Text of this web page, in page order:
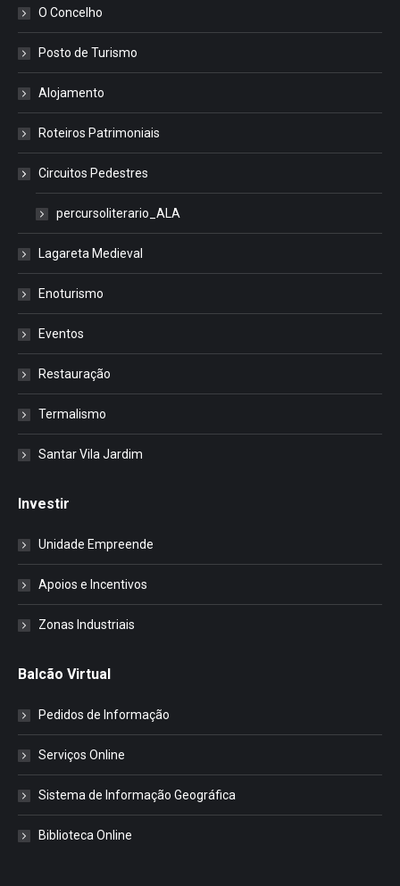
O Concelho
Posto de Turismo
Alojamento
Roteiros Patrimoniais
Circuitos Pedestres
percursoliterario_ALA
Lagareta Medieval
Enoturismo
Eventos
Restauração
Termalismo
Santar Vila Jardim
Investir
Unidade Empreende
Apoios e Incentivos
Zonas Industriais
Balcão Virtual
Pedidos de Informação
Serviços Online
Sistema de Informação Geográfica
Biblioteca Online